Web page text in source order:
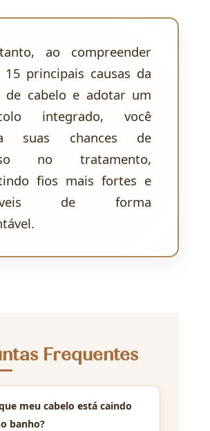
ao compreender
15 principais causas da
de cabelo e adotar um
integrado, você
suas chances de
no tratamento,
fios mais fortes e
de forma
Frequentes
meu cabelo está caindo
banho?